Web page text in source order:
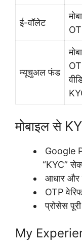
ई-वॉलेट
म्यूचुअल फंड
मोबाइल से
Google
“KYC”
आधार और
OTP
प्रोसेस
My